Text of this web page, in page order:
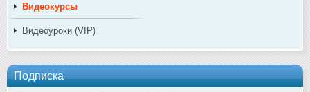
Видеокурсы
Видеоуроки (VIP)
Подписка